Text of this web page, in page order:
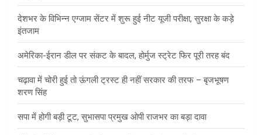
देशभर के विभिन्न एग्जाम सेंटर में शुरू हुई नीट यूजी परीक्षा, सुरक्षा के कड़े
इंतजाम
अमेरिका-ईरान डील पर संकट के बादल, होर्मुज स्ट्रेट फिर पूरी तरह बंद
चढ़ावा में चोरी हुई तो ऊंगली ट्रस्ट ही नहीं सरकार की तरफ – बृजभूषण
शरण सिंह
सपा में होगी बड़ी टूट, सुभासपा प्रमुख ओपी राजभर का बड़ा दावा